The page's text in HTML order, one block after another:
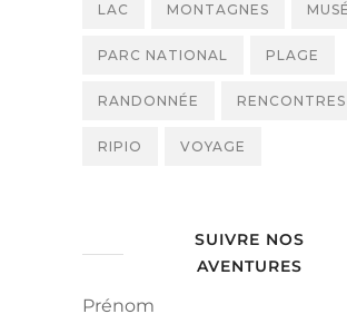
LAC MONTAGNES
PARC NATIONAL PLAGE
RANDONNÉE RENCONTRES
RIPIO VOYAGE
SUIVRE NOS
AVENTURES
Prénom